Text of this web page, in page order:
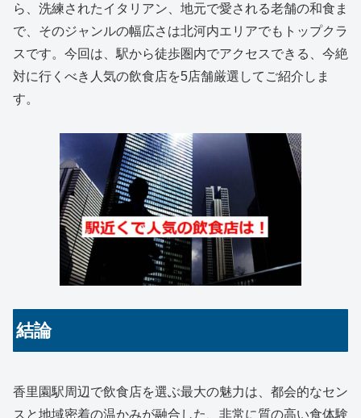
ら、洗練されたイタリアン、地元で愛される老舗の和食ま
で、そのジャンルの幅広さは北河内エリアでもトップクラ
スです。今回は、駅から徒歩圏内でアクセスできる、今絶
対に行くべき人気の飲食店を5店舗厳選してご紹介しま
す。
結論
香里園駅周辺で飲食店を選ぶ最大の魅力は、都会的なセン
スと地域密着の温かみが融合した、非常に質の高い食体験